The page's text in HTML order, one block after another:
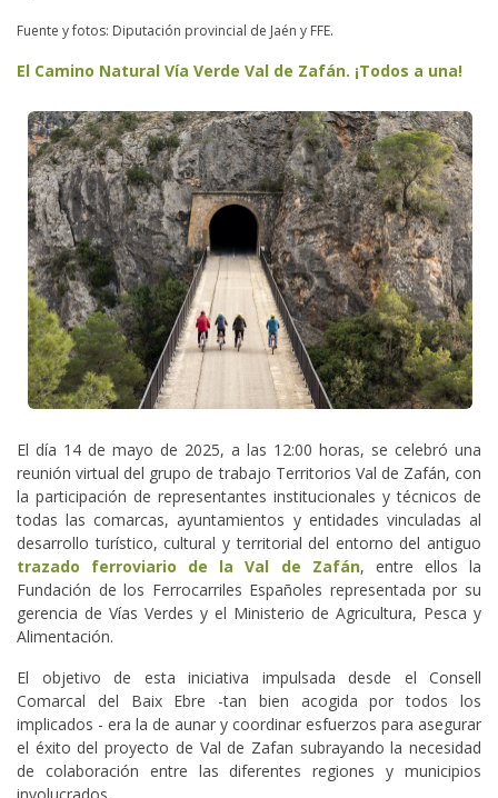
Fuente y fotos: Diputación provincial de Jaén y FFE.
El Camino Natural Vía Verde Val de Zafán. ¡Todos a una!
El día 14 de mayo de 2025, a las 12:00 horas, se celebró una
reunión virtual del grupo de trabajo Territorios Val de Zafán, con
la participación de representantes institucionales y técnicos de
todas las comarcas, ayuntamientos y entidades vinculadas al
desarrollo turístico, cultural y territorial del entorno del antiguo
trazado ferroviario de la Val de Zafán, entre ellos la
Fundación de los Ferrocarriles Españoles representada por su
gerencia de Vías Verdes y el Ministerio de Agricultura, Pesca y
Alimentación.
El objetivo de esta iniciativa impulsada desde el Consell
Comarcal del Baix Ebre -tan bien acogida por todos los
implicados - era la de aunar y coordinar esfuerzos para asegurar
el éxito del proyecto de Val de Zafan subrayando la necesidad
de colaboración entre las diferentes regiones y municipios